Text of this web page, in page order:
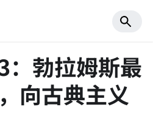
：勃拉姆斯最
向古典主义